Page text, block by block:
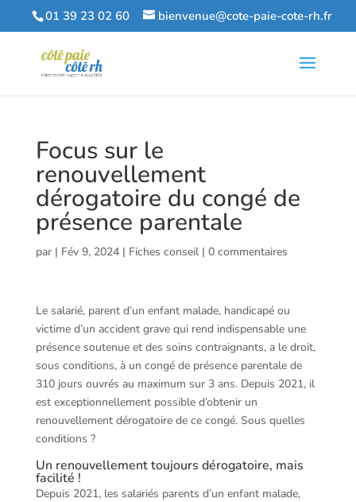
01 39 23 02 60 bienvenue@cote-paie-cote-rh.fr
Focus sur le
renouvellement
dérogatoire du congé de
présence parentale
par | Fév 9, 2024| Fiches conseil| 0 commentaires
Le salarié, parent d’un enfant malade, handicapé ou
victime d’un accident grave qui rend indispensable une
présence soutenue et des soins contraignants, a le droit,
sous conditions, à un congé de présence parentale de
310 jours ouvrés au maximum sur 3 ans. Depuis 2021, il
est exceptionnellement possible d’obtenir un
renouvellement dérogatoire de ce congé. Sous quelles
conditions ?
Un renouvellement toujours dérogatoire, mais
facilité !
Depuis 2021, les salariés parents d’un enfant malade,